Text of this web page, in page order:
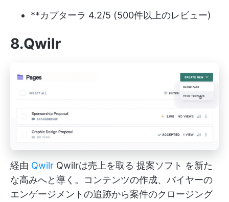
**カプターラ 4.2/5 (500件以上のレビュー)
8.Qwilr
経由 Qwilr Qwilrは売上を取る 提案ソフト を新た
な高みへと導く。コンテンツの作成、バイヤーの
エンゲージメントの追跡から案件のクロージング